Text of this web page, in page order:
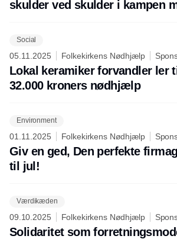
skulder ved skulder i kampen
Social
05.11.2025 Folkekirkens Nødhjælp
Lokal keramiker forvandler ler
32.000 kroners nødhjælp
Environment
01.11.2025 Folkekirkens Nødhjælp
Giv en ged, Den perfekte
til jul!
Værdikæden
09.10.2025 Folkekirkens Nødhjælp
Solidaritet som